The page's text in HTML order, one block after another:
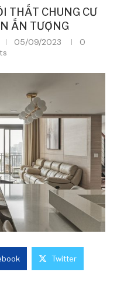
THẤT CHUNG CƯ
ẤN TƯỢNG
05/09/2023
0
Twitter